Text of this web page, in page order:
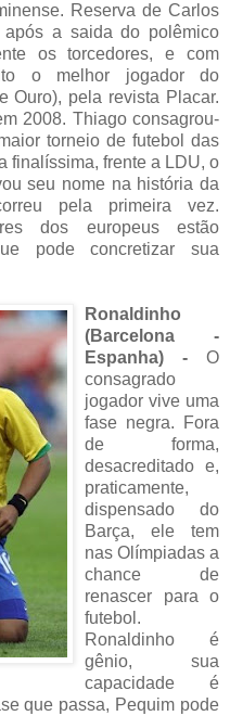
Reserva de Carlos
a saida do polêmico
os torcedores, e com
o melhor jogador do
Ouro), pela revista Placar.
2008. Thiago consagrou-
torneio de futebol das
finalíssima, frente a LDU, o
seu nome na história da
pela primeira vez.
dos europeus estão
pode concretizar sua
Ronaldinho
(Barcelona -
Espanha) - O
consagrado
jogador vive uma
fase negra. Fora
de forma,
desacreditado e,
praticamente,
dispensado do
Barça, ele tem
nas Olímpiadas a
chance de
renascer para o
futebol.
Ronaldinho é
gênio, sua
capacidade é
que passa, Pequim pode